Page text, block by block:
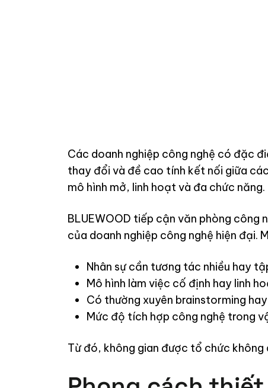
Các doanh nghiệp công nghệ có đặc
thay đổi và đề cao tính kết nối giữa
mô hình mở, linh hoạt và đa chức năng.
BLUEWOOD tiếp cận văn phòng công
của doanh nghiệp công nghệ hiện đại.
Nhân sự cần tương tác nhiều hay
Mô hình làm việc cố định hay linh
Có thường xuyên brainstorming
Mức độ tích hợp công nghệ trong
Từ đó, không gian được tổ chức